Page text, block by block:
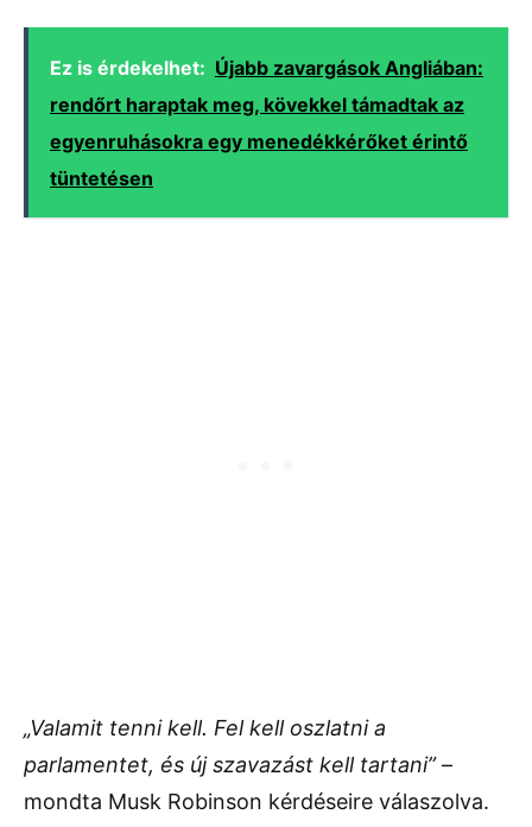
Ez is érdekelhet: Újabb zavargások Angliában:
rendőrt haraptak meg, kövekkel támadtak az
egyenruhásokra egy menedékkérőket érintő
tüntetésen
„Valamit tenni kell. Fel kell oszlatni a
parlamentet, és új szavazást kell tartani”–
mondta Musk Robinson kérdéseire válaszolva.